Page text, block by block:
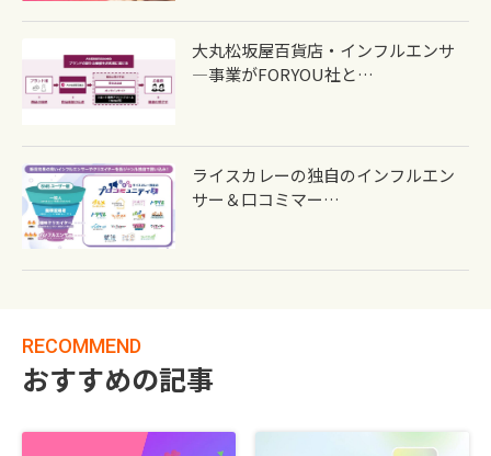
大丸松坂屋百貨店・インフルエンサ
―事業がFORYOU社と…
ライスカレーの独自のインフルエン
サー＆口コミマー…
RECOMMEND
おすすめの記事